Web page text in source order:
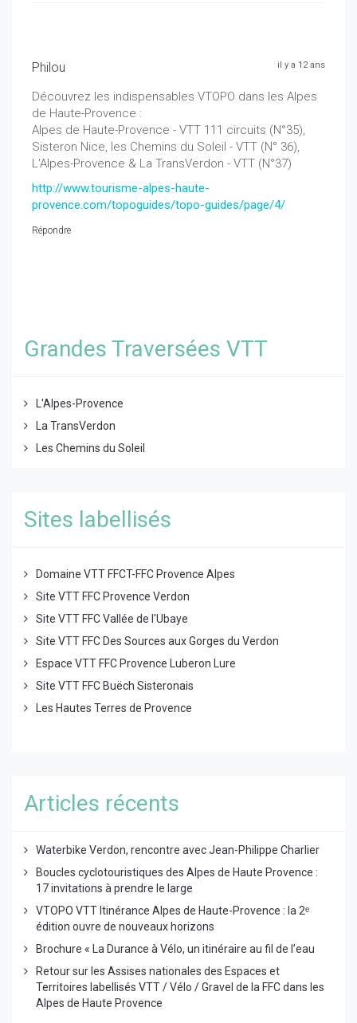
Philou il y a 12 ans
Découvrez les indispensables VTOPO dans les Alpes
de Haute-Provence :
Alpes de Haute-Provence - VTT 111 circuits (N°35),
Sisteron Nice, les Chemins du Soleil - VTT (N° 36),
L'Alpes-Provence & La TransVerdon - VTT (N°37)
http://www.tourisme-alpes-haute-
provence.com/topoguides/topo-guides/page/4/
Répondre
Grandes Traversées VTT
L'Alpes-Provence
La TransVerdon
Les Chemins du Soleil
Sites labellisés
Domaine VTT FFCT-FFC Provence Alpes
Site VTT FFC Provence Verdon
Site VTT FFC Vallée de l'Ubaye
Site VTT FFC Des Sources aux Gorges du Verdon
Espace VTT FFC Provence Luberon Lure
Site VTT FFC Buëch Sisteronais
Les Hautes Terres de Provence
Articles récents
Waterbike Verdon, rencontre avec Jean-Philippe Charlier
Boucles cyclotouristiques des Alpes de Haute Provence :
17 invitations à prendre le large
VTOPO VTT Itinérance Alpes de Haute-Provence : la 2ᵉ
édition ouvre de nouveaux horizons
Brochure « La Durance à Vélo, un itinéraire au fil de l’eau
Retour sur les Assises nationales des Espaces et
Territoires labellisés VTT / Vélo / Gravel de la FFC dans les
Alpes de Haute Provence